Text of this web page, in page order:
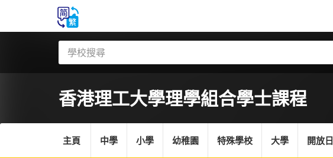
香港理工大學理學組合學士課程
主頁 中學 小學 幼稚園 特殊學校 大學 開放日